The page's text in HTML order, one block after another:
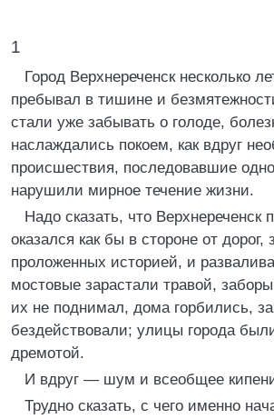
1
Город Верхнереченск несколько
пребывал в тишине и
стали уже забывать о голоде,
наслаждались покоем, как вдруг
происшествия, последовавшие
нарушили мирное течение жизни.
Надо сказать, что Верхнереченск
оказался как бы в стороне от дорог,
проложенных историей, и
мостовые зарастали травой,
их не поднимал, дома горбились,
бездействовали; улицы города
дремотой.
И вдруг — шум и всеобщее
Трудно сказать, с чего именно